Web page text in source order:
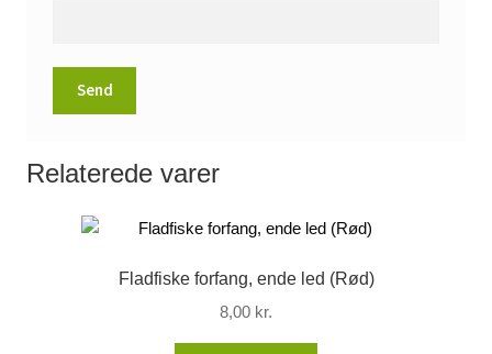
Relaterede varer
Fladfiske forfang, ende led (Rød)
8,00 kr.